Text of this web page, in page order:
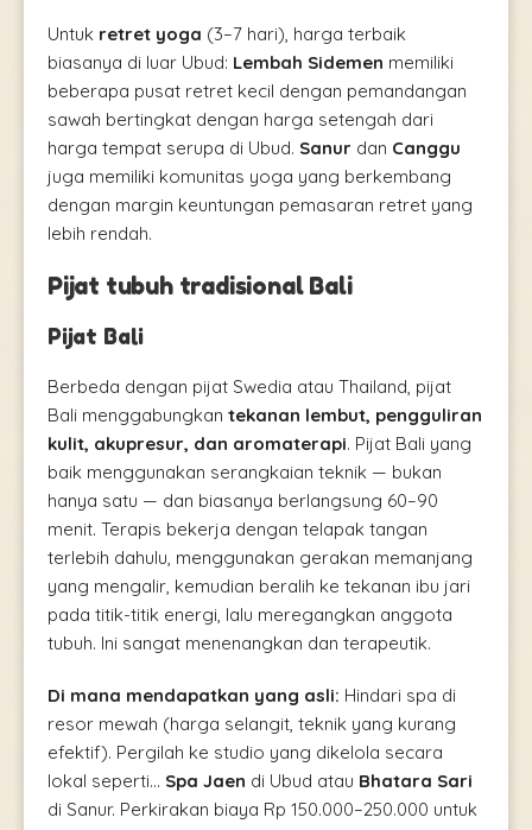
Untuk retret yoga (3–7 hari), harga terbaik
biasanya di luar Ubud: Lembah Sidemen memiliki
beberapa pusat retret kecil dengan pemandangan
sawah bertingkat dengan harga setengah dari
harga tempat serupa di Ubud. Sanur dan Canggu
juga memiliki komunitas yoga yang berkembang
dengan margin keuntungan pemasaran retret yang
lebih rendah.
Pijat tubuh tradisional Bali
Pijat Bali
Berbeda dengan pijat Swedia atau Thailand, pijat
Bali menggabungkan tekanan lembut, pengguliran
kulit, akupresur, dan aromaterapi. Pijat Bali yang
baik menggunakan serangkaian teknik — bukan
hanya satu — dan biasanya berlangsung 60–90
menit. Terapis bekerja dengan telapak tangan
terlebih dahulu, menggunakan gerakan memanjang
yang mengalir, kemudian beralih ke tekanan ibu jari
pada titik-titik energi, lalu meregangkan anggota
tubuh. Ini sangat menenangkan dan terapeutik.
Di mana mendapatkan yang asli: Hindari spa di
resor mewah (harga selangit, teknik yang kurang
efektif). Pergilah ke studio yang dikelola secara
lokal seperti... Spa Jaen di Ubud atau Bhatara Sari
di Sanur. Perkirakan biaya Rp 150.000–250.000 untuk